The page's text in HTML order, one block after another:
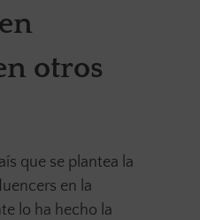
otros
que se plantea la
en la
lo ha hecho la